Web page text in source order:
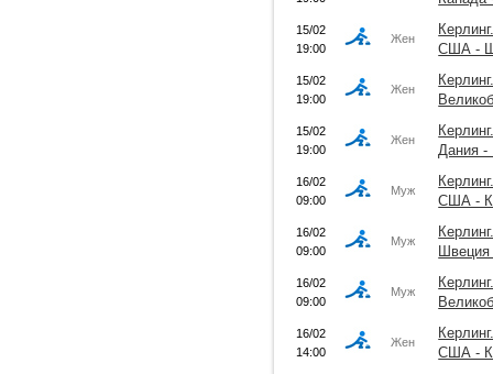
15/02
19:00
Жен
США -
15/02
19:00
Жен
15/02
19:00
Жен
Дания -
16/02
09:00
Муж
США -
16/02
09:00
Муж
Швеция
16/02
09:00
Муж
16/02
14:00
Жен
США -